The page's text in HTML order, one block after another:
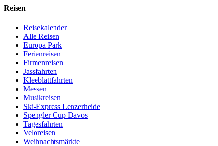
Reisen
Reisekalender
Alle Reisen
Europa Park
Ferienreisen
Firmenreisen
Jassfahrten
Kleeblattfahrten
Messen
Musikreisen
Ski-Express Lenzerheide
Spengler Cup Davos
Tagesfahrten
Veloreisen
Weihnachtsmärkte